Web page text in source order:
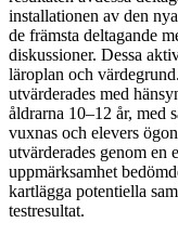
installationen av den
de främsta deltagande
diskussioner. Dessa
läroplan och
utvärderades med
åldrarna 10–12 år, med
vuxnas och elevers
utvärderades genom en
uppmärksamhet
kartlägga potentiella
testresultat.